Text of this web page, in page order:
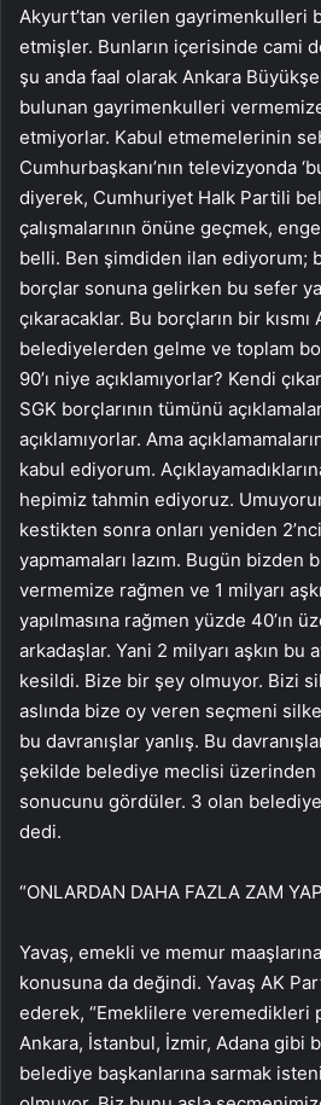
Akyurt’tan verilen gayrimenkulleri
etmişler. Bunların içerisinde cami
şu anda faal olarak Ankara
bulunan gayrimenkulleri
etmiyorlar. Kabul etmemelerinin
Cumhurbaşkanı’nın televizyonda
diyerek, Cumhuriyet Halk Partili
çalışmalarının önüne geçmek,
belli. Ben şimdiden ilan ediyorum;
borçlar sonuna gelirken bu sefer
çıkaracaklar. Bu borçların bir kısmı
belediyelerden gelme ve toplam
90’ı niye açıklamıyorlar? Kendi
SGK borçlarının tümünü
açıklamıyorlar. Ama
kabul ediyorum.
hepimiz tahmin ediyoruz.
kestikten sonra onları yeniden 2’nci
yapmamaları lazım. Bugün bizden
vermemize rağmen ve 1 milyarı
yapılmasına rağmen yüzde 40’ın
arkadaşlar. Yani 2 milyarı aşkın bu
kesildi. Bize bir şey olmuyor. Bizi
aslında bize oy veren seçmeni
bu davranışlar yanlış. Bu
şekilde belediye meclisi
sonucunu gördüler. 3 olan belediye
dedi.
“ONLARDAN DAHA FAZLA ZAM
Yavaş, emekli ve memur
konusuna da değindi. Yavaş AK
ederek, “Emeklilere veremedikleri
Ankara, İstanbul, İzmir, Adana gibi
belediye başkanlarına sarmak